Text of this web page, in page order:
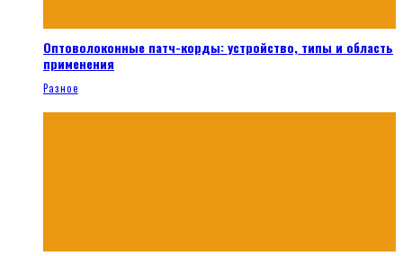
Оптоволоконные патч-корды: устройство, типы и область
применения
Разное